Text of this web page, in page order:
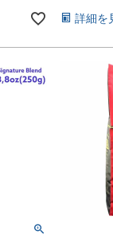
詳細を